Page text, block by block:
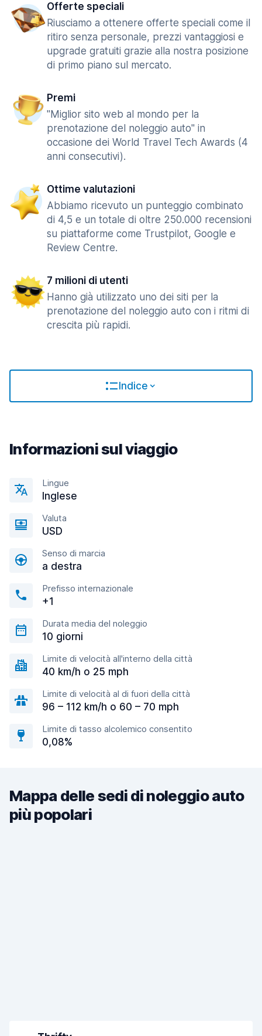
Offerte speciali
Riusciamo a ottenere offerte speciali come il
ritiro senza personale, prezzi vantaggiosi e
upgrade gratuiti grazie alla nostra posizione
di primo piano sul mercato.
Premi
"Miglior sito web al mondo per la
prenotazione del noleggio auto" in
occasione dei World Travel Tech Awards (4
anni consecutivi).
Ottime valutazioni
Abbiamo ricevuto un punteggio combinato
di 4,5 e un totale di oltre 250.000 recensioni
su piattaforme come Trustpilot, Google e
Review Centre.
7 milioni di utenti
Hanno già utilizzato uno dei siti per la
prenotazione del noleggio auto con i ritmi di
crescita più rapidi.
Indice
Informazioni sul viaggio
Lingue
Inglese
Valuta
USD
Senso di marcia
a destra
Prefisso internazionale
+1
Durata media del noleggio
10 giorni
Limite di velocità all'interno della città
40 km/h o 25 mph
Limite di velocità al di fuori della città
96 – 112 km/h o 60 – 70 mph
Limite di tasso alcolemico consentito
0,08%
Mappa delle sedi di noleggio auto
più popolari